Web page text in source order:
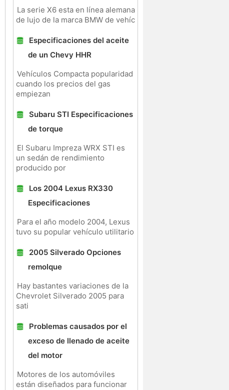
La serie X6 esta en línea alemana
de lujo de la marca BMW de vehíc
Especificaciones del aceite
de un Chevy HHR
Vehículos Compacta popularidad
cuando los precios del gas
empiezan
Subaru STI Especificaciones
de torque
El Subaru Impreza WRX STI es
un sedán de rendimiento
producido por
Los 2004 Lexus RX330
Especificaciones
Para el año modelo 2004, Lexus
tuvo su popular vehículo utilitario
2005 Silverado Opciones
remolque
Hay bastantes variaciones de la
Chevrolet Silverado 2005 para
sati
Problemas causados ​​por el
exceso de llenado de aceite
del motor
Motores de los automóviles
están diseñados para funcionar